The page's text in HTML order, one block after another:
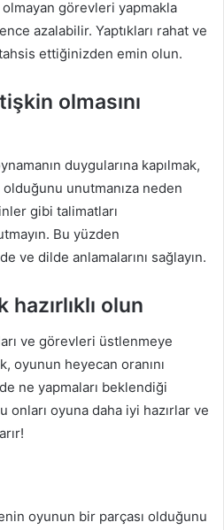
görevleri yapmakla
azalabilir. Yaptıkları rahat ve
ettiğinizden emin olun.
olmasını
duygularına kapılmak,
unutmanıza neden
gibi talimatları
Bu yüzden
ve dilde anlamalarını sağlayın.
olun
ve görevleri üstlenmeye
oyunun heyecan oranını
ne yapmaları beklendiği
oyuna daha iyi hazırlar ve
oyunun bir parçası olduğunu